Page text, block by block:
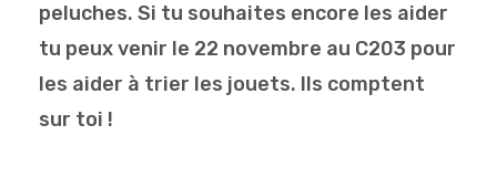
peluches. Si tu souhaites encore les aider
tu peux venir le 22 novembre au C203 pour
les aider à trier les jouets. Ils comptent
sur toi !